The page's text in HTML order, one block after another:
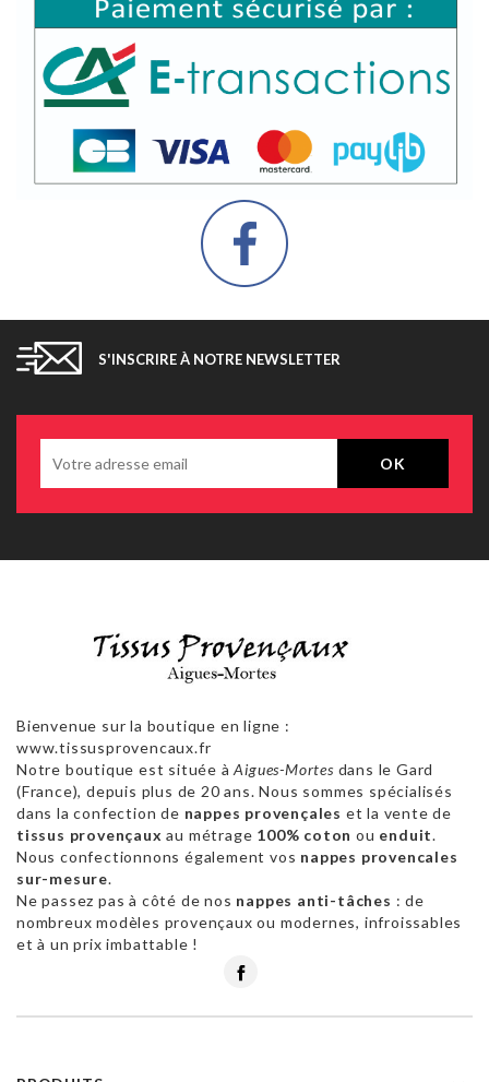
S'INSCRIRE À NOTRE NEWSLETTER
Bienvenue sur la boutique en ligne :
www.tissusprovencaux.fr
Notre boutique est située àAigues-Mortes dans le Gard
(France), depuis plus de 20 ans. Nous sommes spécialisés
dans la confection de nappes provençales et la vente de
tissus provençaux au métrage 100% coton ou enduit.
Nous confectionnons également vos nappes provencales
sur-mesure.
Ne passez pas à côté de nos nappes anti-tâches : de
nombreux modèles provençaux ou modernes, infroissables
et à un prix imbattable !